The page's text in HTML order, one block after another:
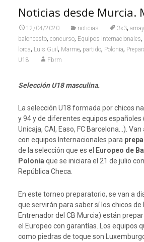
Noticias desde Murcia.
12/04/2020 noticias 3x3,
baloncesto, concurso, Equipos Internacionales,
lorca, Luis Guil , Marme, partido, Polonia,
U18 Fbrm
Selección U18 masculina.
La selección U18 formada por chicos
y 94 y de diferentes equipos españoles
Unicaja, CAI, Easo, FC Barcelona…).
con equipos Internacionales para
de la selección que es el
Europeo de
Polonia que se iniciara el 21 de julio
República Checa.
En este torneo preparatorio, se van a
que servirán para saber sí los chicos de
Entrenador del CB Murcia) están
el Europeo con garantías. Los equipos
como piedras de toque son